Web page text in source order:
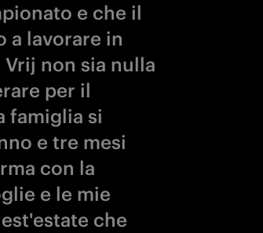
e che il
a lavorare in
non sia nulla
per il
famiglia si
e tre mesi
con la
e le mie
che